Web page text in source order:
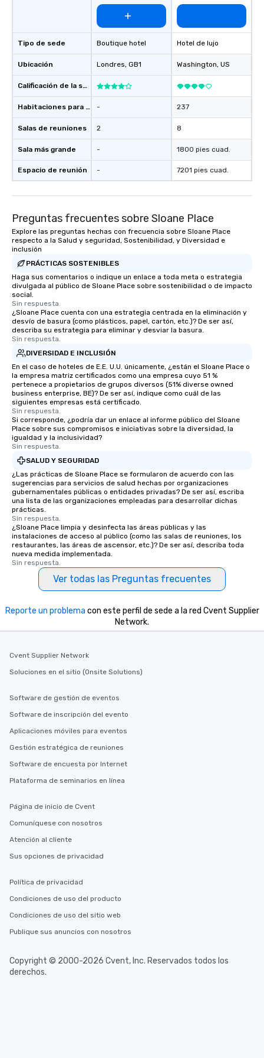
Tipo de sede
Ubicación
Calificación de la sede
Habitaciones para huéspedes
Salas de reuniones
Sala más grande
Espacio de reunión
Boutique hotel
Londres, GB1
-
2
-
-
Hotel de lujo
Washington, US
237
8
1800 pies cuad.
7201 pies cuad.
Preguntas frecuentes sobre Sloane Place
Explore las preguntas hechas con frecuencia sobre Sloane Place
respecto a la Salud y seguridad, Sostenibilidad, y Diversidad e
inclusión
PRÁCTICAS SOSTENIBLES
Haga sus comentarios o indique un enlace a toda meta o estrategia
divulgada al público de Sloane Place sobre sostenibilidad o de impacto
social.
Sin respuesta.
¿Sloane Place cuenta con una estrategia centrada en la eliminación y
desvío de basura (como plásticos, papel, cartón, etc.)? De ser así,
describa su estrategia para eliminar y desviar la basura.
Sin respuesta.
DIVERSIDAD E INCLUSIÓN
En el caso de hoteles de E.E. U.U. únicamente, ¿están el Sloane Place o
la empresa matriz certificados como una empresa cuyo 51 %
pertenece a propietarios de grupos diversos (51% diverse owned
business enterprise, BE)? De ser así, indique como cuál de las
siguientes empresas está certificado.
Sin respuesta.
Si corresponde, ¿podría dar un enlace al informe público del Sloane
Place sobre sus compromisos e iniciativas sobre la diversidad, la
igualdad y la inclusividad?
Sin respuesta.
SALUD Y SEGURIDAD
¿Las prácticas de Sloane Place se formularon de acuerdo con las
sugerencias para servicios de salud hechas por organizaciones
gubernamentales públicas o entidades privadas? De ser así, escriba
una lista de las organizaciones empleadas para desarrollar dichas
prácticas.
Sin respuesta.
¿Sloane Place limpia y desinfecta las áreas públicas y las
instalaciones de acceso al público (como las salas de reuniones, los
restaurantes, las áreas de ascensor, etc.)? De ser así, describa toda
nueva medida implementada.
Sin respuesta.
Ver todas las Preguntas frecuentes
Reporte un problema con este perfil de sede a la red Cvent Supplier
Network.
Cvent Supplier Network
Soluciones en el sitio (Onsite Solutions)
Software de gestión de eventos
Software de inscripción del evento
Aplicaciones móviles para eventos
Gestión estratégica de reuniones
Software de encuesta por Internet
Plataforma de seminarios en línea
Página de inicio de Cvent
Comuníquese con nosotros
Atención al cliente
Sus opciones de privacidad
Política de privacidad
Condiciones de uso del producto
Condiciones de uso del sitio web
Publique sus anuncios con nosotros
Copyright © 2000-2026 Cvent, Inc. Reservados todos los
derechos.